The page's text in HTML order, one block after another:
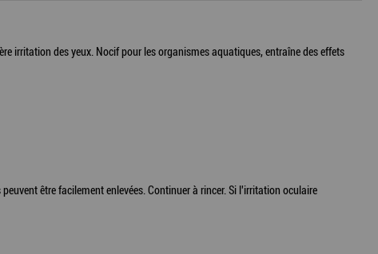
irritation des yeux. Nocif pour les organismes aquatiques, entraîne des effets
être facilement enlevées. Continuer à rincer. Si l'irritation oculaire